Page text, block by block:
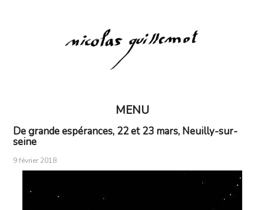
MENU
De grande espérances, 22 et 23 mars, Neuilly-sur-
seine
9 février 2018